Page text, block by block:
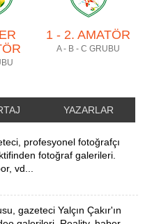
1 - 2. AMATÖR
A - B - C GRUBU
YAZARLAR
profesyonel fotoğrafçı
fotoğraf galerileri.
vd...
gazeteci Yalçın Çakır'ın